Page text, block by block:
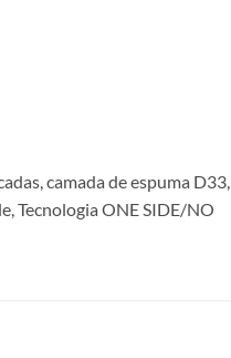
camada de espuma D33,
Tecnologia ONE SIDE/NO